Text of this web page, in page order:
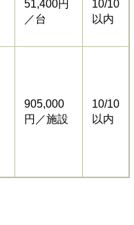
51,400円
／台
10/10
以内
905,000
円／施設
10/10
以内